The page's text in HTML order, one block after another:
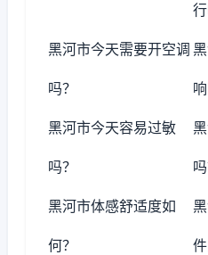
行
黑河市今天需要开空调
吗？
黑河市今天容易过敏
吗？ 吗
黑河市体感舒适度如
何？